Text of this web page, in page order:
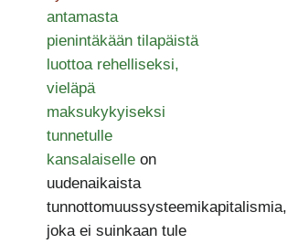
antamasta
pienintäkään tilapäistä
luottoa rehelliseksi,
vieläpä
maksukykyiseksi
tunnetulle
kansalaiselleon
uudenaikaista
tunnottomuussysteemikapitalismia,
joka ei suinkaan tule